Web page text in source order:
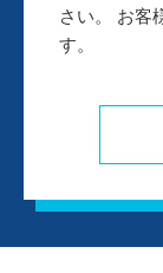
さい。 お客
す。